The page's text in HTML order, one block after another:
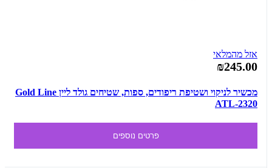
אזל מהמלאי
₪245.00
מכשיר לניקוי ושטיפת ריפודים, ספות, שטיחים גולד ליין Gold Line
ATL-2320
פרטים נוספים